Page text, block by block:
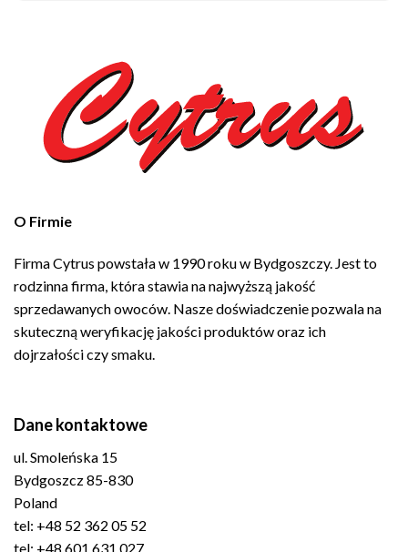
O Firmie
Firma Cytrus powstała w 1990 roku w Bydgoszczy. Jest to
rodzinna firma, która stawia na najwyższą jakość
sprzedawanych owoców. Nasze doświadczenie pozwala na
skuteczną weryfikację jakości produktów oraz ich
dojrzałości czy smaku.
Dane kontaktowe
ul. Smoleńska 15
Bydgoszcz 85-830
Poland
tel: +48 52 362 05 52
tel: +48 601 631 027